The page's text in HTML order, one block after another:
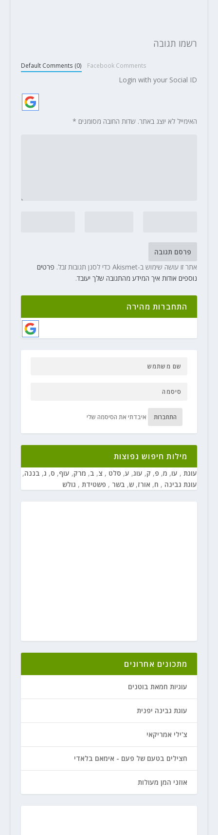
רשמו תגובה
Default Comments (0) Facebook Comments
Login with your Social ID
האימייל לא יוצג באתר. שדות החובה מסומנים *
אתר זו עושה שימוש ב-Akismet כדי לסנן תגובות זבל.
פרטים
נוספים אודות איך המידע מהתגובה שלך יעובד.
התחברות מהירה
התחברות איבדתי את הסיסמה שלי
מילות חיפוש נפוצות
עוגת , עו, מ, פ, ק, עוג, ע, סלט , צ, ב, מרק, עוף, ס, ג, בננה,
עוגת גבינה , ח, אורז, ש, בשר , פשטידת , גולש
מתכונים אחרונים
עוגיות חמאת בוטנים
עוגת גבינה יפנית
צ'ילי אמריקאי
חצילים בטעם של פעם - אימאם בלאדי
אוזני המן מעולות